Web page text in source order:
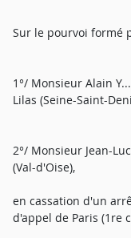
Sur le pourvoi formé
1°/ Monsieur Alain
Lilas (Seine-Saint-
2°/ Monsieur Jean-
(Val-d'Oise),
en cassation d'un
d'appel de Paris (1re